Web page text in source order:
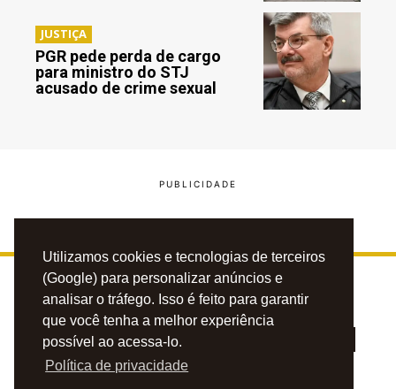
Utilizamos cookies e tecnologias de terceiros
(Google) para personalizar anúncios e
analisar o tráfego. Isso é feito para garantir
que você tenha a melhor experiência
possível ao acessa-lo.
Política de privacidade
JUSTIÇA
PGR pede perda de cargo
para ministro do STJ
acusado de crime sexual